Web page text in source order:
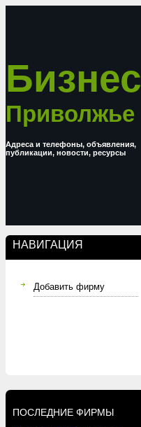
Бизнес
Приволжье
Адреса и телефоны, объявления,
публикации, новости, ресурсы
НАВИГАЦИЯ
Добавить фирму
ПОСЛЕДНИЕ ФИРМЫ